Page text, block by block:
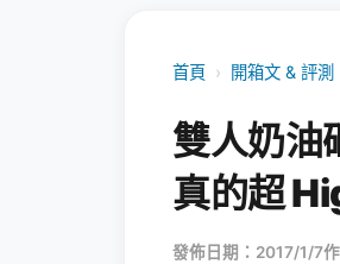
首頁 › 開箱文 & 評測
雙人奶油
真的超
發佈日期：2017/1/7